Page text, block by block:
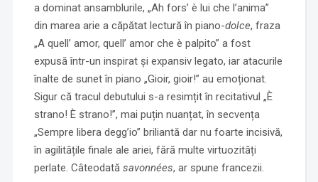
a dominat ansamblurile, „Ah fors’ è lui che l’anima”
din marea arie a căpătat lectură în piano-dolce, fraza
„A quell’ amor, quell’ amor che è palpito” a fost
expusă într-un inspirat și expansiv legato, iar atacurile
înalte de sunet în piano „Gioir, gioir!” au emoționat.
Sigur că tracul debutului s-a resimțit în recitativul „È
strano! È strano!”, mai puțin nuanțat, în secvența
„Sempre libera degg’io” briliantă dar nu foarte incisivă,
în agilitățile finale ale ariei, fără multe virtuozități
perlate. Câteodată savonnées, ar spune francezii.